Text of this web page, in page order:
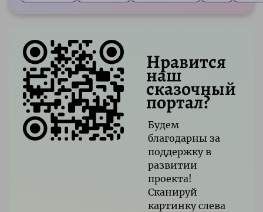
Нравится
наш
сказочный
портал?
Будем
благодарны за
поддержку в
развитии
проекта!
Сканируй
картинку слева